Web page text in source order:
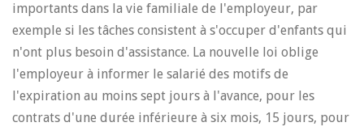
importants dans la vie familiale de l'employeur, par
exemple si les tâches consistent à s'occuper d'enfants qui
n'ont plus besoin d'assistance. La nouvelle loi oblige
l'employeur à informer le salarié des motifs de
l'expiration au moins sept jours à l'avance, pour les
contrats d'une durée inférieure à six mois, 15 jours, pour